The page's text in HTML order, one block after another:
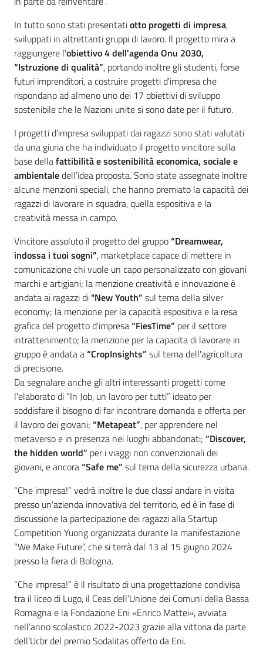
In tutto sono stati presentatiotto progetti di impresa,
sviluppati in altrettanti gruppi di lavoro. Il progetto mira a
raggiungere l'obiettivo 4 dell'agenda Onu 2030,
“Istruzione di qualità”, portando inoltre gli studenti, forse
futuri imprenditori, a costruire progetti d'impresa che
rispondano ad almeno uno dei 17 obiettivi di sviluppo
sostenibile che le Nazioni unite si sono date per il futuro.
I progetti d’impresa sviluppati dai ragazzi sono stati valutati
da una giuria che ha individuato il progetto vincitore sulla
base dellafattibilità e sostenibilità economica, sociale e
ambientaledell’idea proposta. Sono state assegnate inoltre
alcune menzioni speciali, che hanno premiato la capacità dei
ragazzi di lavorare in squadra, quella espositiva e la
creatività messa in campo.
Vincitore assoluto il progetto del gruppo“Dreamwear,
indossa i tuoi sogni”, marketplace capace di mettere in
comunicazione chi vuole un capo personalizzato con giovani
marchi e artigiani; la menzione creatività e innovazione è
andata ai ragazzi di "New Youth” sul tema della silver
economy; la menzione per la capacità espositiva e la resa
grafica del progetto d'impresa“FiesTime” per il settore
intrattenimento; la menzione per la capacita di lavorare in
gruppo è andata a“CropInsights” sul tema dell'agricoltura
di precisione.
Da segnalare anche gli altri interessanti progetti come
l'elaborato di “In Job, un lavoro per tutti” ideato per
soddisfare il bisogno di far incontrare domanda e offerta per
il lavoro dei giovani; “Metapeat”, per apprendere nel
metaverso e in presenza nei luoghi abbandonati; “Discover,
the hidden world” per i viaggi non convenzionali dei
giovani, e ancora“Safe me” sul tema della sicurezza urbana.
“Che impresa!” vedrà inoltre le due classi andare in visita
presso un'azienda innovativa del territorio, ed è in fase di
discussione la partecipazione dei ragazzi alla Startup
Competition Yuong organizzata durante la manifestazione
“We Make Future”, che si terrà dal 13 al 15 giugno 2024
presso la fiera di Bologna.
“Che impresa!” è il risultato di una progettazione condivisa
tra il liceo di Lugo, il Ceas dell’Unione dei Comuni della Bassa
Romagna e la Fondazione Eni «Enrico Mattei», avviata
nell’anno scolastico 2022-2023 grazie alla vittoria da parte
dell’Ucbr del premio Sodalitas offerto da Eni.